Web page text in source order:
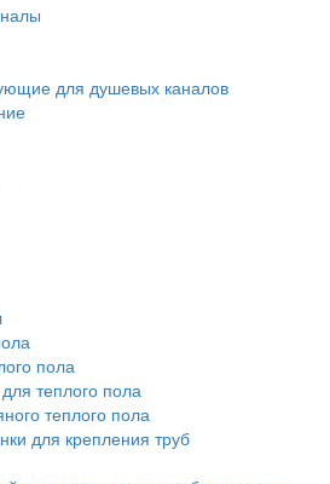
для душевых каналов
пола
теплого пола
теплого пола
для крепления труб